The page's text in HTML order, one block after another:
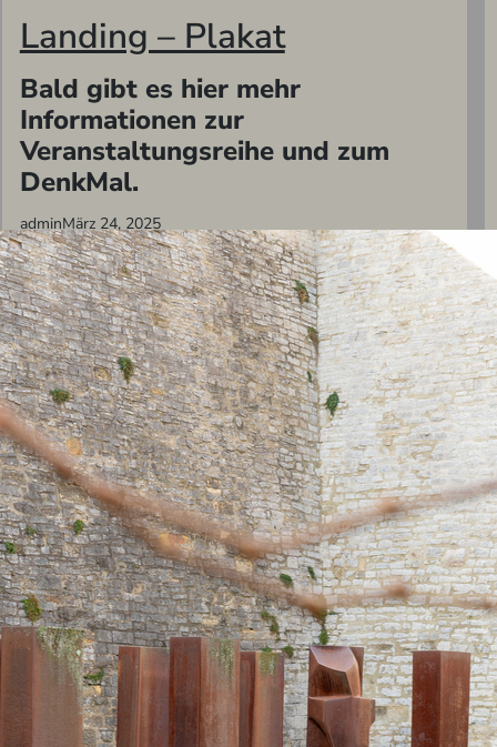
Landing – Plakat
Bald gibt es hier mehr
Informationen zur
Veranstaltungsreihe und zum
DenkMal.
adminMärz 24, 2025